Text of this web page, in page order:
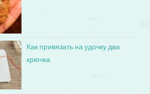
Как привязать на удочку два
крючка